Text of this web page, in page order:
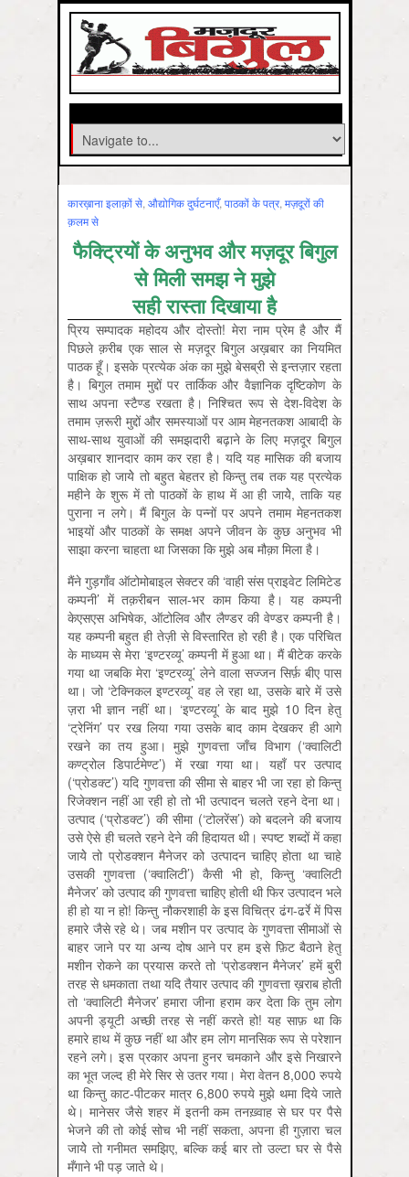
कारख़ाना इलाक़ों से, औद्योगिक दुर्घटनाएँ, पाठकों के पत्र, मज़दूरों की
क़लम से
फैक्ट्रियों के अनुभव और मज़दूर बिगुल
से मिली समझ ने मुझे
सही रास्ता दिखाया है
प्रिय सम्पादक महोदय और दोस्तो! मेरा नाम प्रेम है और मैं
पिछले क़रीब एक साल से मज़दूर बिगुल अख़बार का नियमित
पाठक हूँ। इसके प्रत्येक अंक का मुझे बेसब्री से इन्तज़ार रहता
है। बिगुल तमाम मुद्दों पर तार्किक और वैज्ञानिक दृष्टिकोण के
साथ अपना स्टैण्ड रखता है। निश्चित रूप से देश-विदेश के
तमाम ज़रूरी मुद्दों और समस्याओं पर आम मेहनतकश आबादी के
साथ-साथ युवाओं की समझदारी बढ़ाने के लिए मज़दूर बिगुल
अख़बार शानदार काम कर रहा है। यदि यह मासिक की बजाय
पाक्षिक हो जायेे तो बहुत बेहतर हो किन्तु तब तक यह प्रत्येक
महीने के शुरू में तो पाठकों के हाथ में आ ही जायेे, ताकि यह
पुराना न लगे। मैं बिगुल के पन्नों पर अपने तमाम मेहनतकश
भाइयों और पाठकों के समक्ष अपने जीवन के कुछ अनुभव भी
साझा करना चाहता था जिसका कि मुझे अब मौक़ा मिला है।
मैंने गुड़गाँव ऑटोमोबाइल सेक्टर की ‘वाही संस प्राइवेट लिमिटेड
कम्पनी’ में तक़रीबन साल-भर काम किया है। यह कम्पनी
केएसएस अभिषेक, ऑटोलिव और लैण्डर की वेण्डर कम्पनी है।
यह कम्पनी बहुत ही तेज़ी से विस्तारित हो रही है। एक परिचित
के माध्यम से मेरा ‘इण्टरव्यू’ कम्पनी में हुआ था। मैं बीटेक करके
गया था जबकि मेरा ‘इण्टरव्यू’ लेने वाला सज्जन सिर्फ़ बीए पास
था। जो ‘टेक्निकल इण्टरव्यू’ वह ले रहा था, उसके बारे में उसे
ज़रा भी ज्ञान नहीं था। ‘इण्टरव्यू’ के बाद मुझे 10 दिन हेतु
‘ट्रेनिंग’ पर रख लिया गया उसके बाद काम देखकर ही आगे
रखने का तय हुआ। मुझे गुणवत्ता जाँच विभाग (‘क्वालिटी
कण्ट्रोल डिपार्टमेण्ट’) में रखा गया था। यहाँ पर उत्पाद
(‘प्रोडक्ट’) यदि गुणवत्ता की सीमा से बाहर भी जा रहा हो किन्तु
रिजेक्शन नहीं आ रही हो तो भी उत्पादन चलते रहने देना था।
उत्पाद (‘प्रोडक्ट’) की सीमा (‘टोलरेंस’) को बदलने की बजाय
उसे ऐसे ही चलते रहने देने की हिदायत थी। स्पष्ट शब्दों में कहा
जायेे तो प्रोडक्शन मैनेजर को उत्पादन चाहिए होता था चाहे
उसकी गुणवत्ता (‘क्वालिटी’) कैसी भी हो, किन्तु ‘क्वालिटी
मैनेजर’ को उत्पाद की गुणवत्ता चाहिए होती थी फिर उत्पादन भले
ही हो या न हो! किन्तु नौकरशाही के इस विचित्र ढंग-ढर्रे में पिस
हमारे जैसे रहे थे। जब मशीन पर उत्पाद के गुणवत्ता सीमाओं से
बाहर जाने पर या अन्य दोष आने पर हम इसे फ़िट बैठाने हेतु
मशीन रोकने का प्रयास करते तो ‘प्रोडक्शन मैनेजर’ हमें बुरी
तरह से धमकाता तथा यदि तैयार उत्पाद की गुणवत्ता ख़राब होती
तो ‘क्वालिटी मैनेजर’ हमारा जीना हराम कर देता कि तुम लोग
अपनी ड्यूटी अच्छी तरह से नहीं करते हो! यह साफ़ था कि
हमारे हाथ में कुछ नहीं था और हम लोग मानसिक रूप से परेशान
रहने लगे। इस प्रकार अपना हुनर चमकाने और इसे निखारने
का भूत जल्द ही मेरे सिर से उतर गया। मेरा वेतन 8,000 रुपये
था किन्तु काट-पीटकर मात्र 6,800 रुपये मुझे थमा दिये जाते
थे। मानेसर जैसे शहर में इतनी कम तनख़्वाह से घर पर पैसे
भेजने की तो कोई सोच भी नहीं सकता, अपना ही गुज़ारा चल
जायेे तो गनीमत समझिए, बल्कि कई बार तो उल्टा घर से पैसे
मँगाने भी पड़ जाते थे।